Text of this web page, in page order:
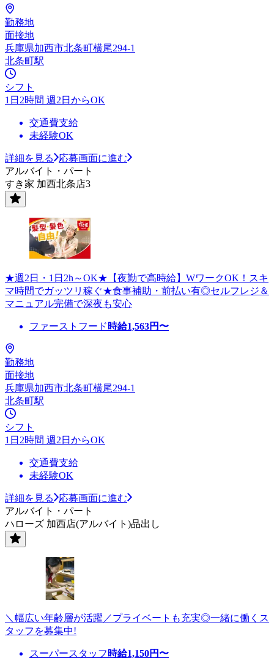
勤務地
面接地
兵庫県加西市北条町横尾294-1
北条町駅
シフト
1日2時間 週2日からOK
交通費支給
未経験OK
詳細を見る
応募画面に進む
アルバイト・パート
すき家 加西北条店3
★週2日・1日2h～OK★【夜勤で高時給】WワークOK！スキ
マ時間でガッツリ稼ぐ★食事補助・前払い有◎セルフレジ＆
マニュアル完備で深夜も安心
ファーストフード 時給1,563円〜
勤務地
面接地
兵庫県加西市北条町横尾294-1
北条町駅
シフト
1日2時間 週2日からOK
交通費支給
未経験OK
詳細を見る
応募画面に進む
アルバイト・パート
ハローズ 加西店(アルバイト)品出し
＼幅広い年齢層が活躍／プライベートも充実◎一緒に働くス
タッフを募集中!
スーパースタッフ 時給1,150円〜